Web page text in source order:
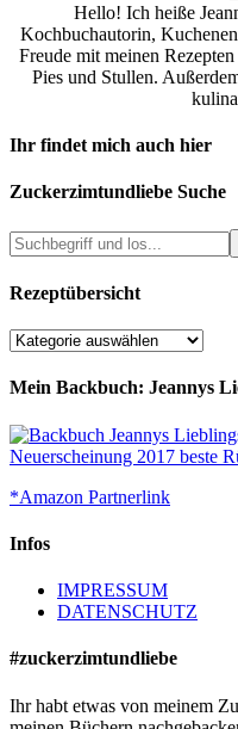
Hello! Ich heiße
Kochbuchautorin,
Freude mit meinen
Pies und Stullen.
Ihr findet mich auch hier
Zuckerzimtundliebe Suche
Rezeptübersicht
Rezeptübersicht
Mein Backbuch: Jeannys
*Amazon Partnerlink
Infos
IMPRESSUM
DATENSCHUTZ
#zuckerzimtundliebe
Ihr habt etwas von meinem